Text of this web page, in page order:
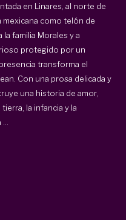
en Linares, al norte de
como telón de
familia Morales y a
protegido por un
transforma el
Con una prosa delicada y
una historia de amor,
la infancia y la